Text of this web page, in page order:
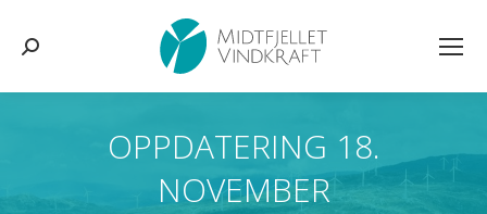
Søk:
OPPDATERING 18.
NOVEMBER